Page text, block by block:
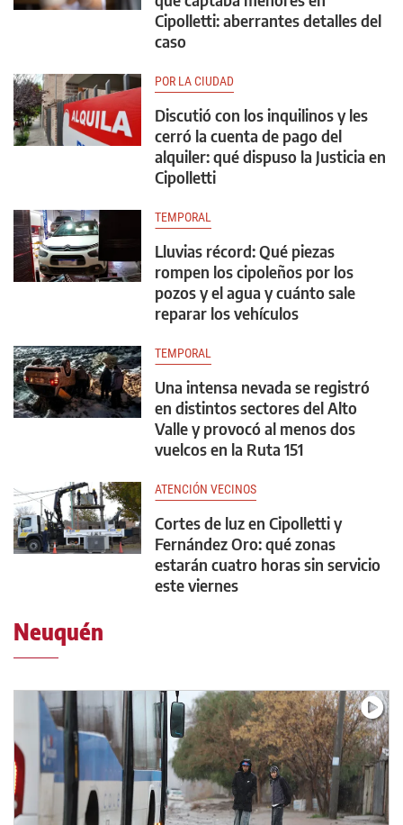
Cipolletti: aberrantes detalles del
caso
POR LA CIUDAD
Discutió con los inquilinos y les
cerró la cuenta de pago del
alquiler: qué dispuso la Justicia en
Cipolletti
TEMPORAL
Lluvias récord: Qué piezas
rompen los cipoleños por los
pozos y el agua y cuánto sale
reparar los vehículos
TEMPORAL
Una intensa nevada se registró
en distintos sectores del Alto
Valle y provocó al menos dos
vuelcos en la Ruta 151
ATENCIÓN VECINOS
Cortes de luz en Cipolletti y
Fernández Oro: qué zonas
estarán cuatro horas sin servicio
este viernes
Neuquén